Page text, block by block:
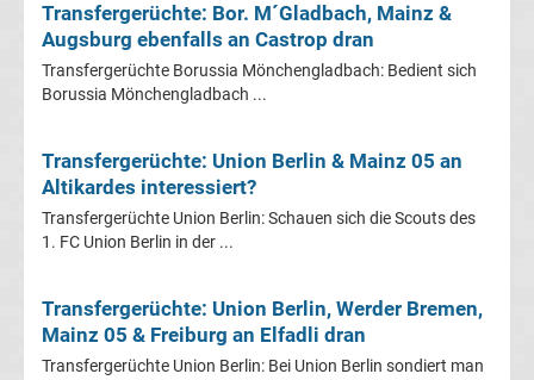
FC
Transfergerüchte
Dresden
Eintracht
Braunschweig
Transfergerüchte: Bor. M´Gladbach, Mainz &
Augsburg ebenfalls an Castrop dran
Transfergerüchte Borussia Mönchengladbach: Bedient sich
Borussia Mönchengladbach ...
Transfergerüchte: Union Berlin & Mainz 05 an
Altikardes interessiert?
Transfergerüchte Union Berlin: Schauen sich die Scouts des
1. FC Union Berlin in der ...
Transfergerüchte: Union Berlin, Werder Bremen,
Mainz 05 & Freiburg an Elfadli dran
Transfergerüchte Union Berlin: Bei Union Berlin sondiert man